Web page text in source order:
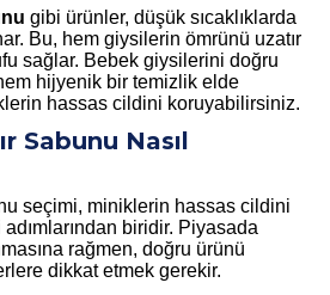
gibi ürünler, düşük sıcaklıklarda
Bu, hem giysilerin ömrünü uzatır
sağlar. Bebek giysilerini doğru
hijyenik bir temizlik elde
hassas cildini koruyabilirsiniz.
Sabunu Nasıl
seçimi, miniklerin hassas cildini
biridir. Piyasada
rağmen, doğru ürünü
dikkat etmek gerekir.